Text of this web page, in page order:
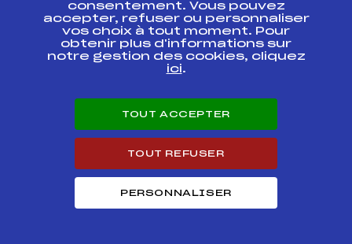
FIS0290.FFS
COUPE DU MONDE
BIATHLON
IBU CUP BIATHLON
IBU CUP BIATHLON
COUPE DU MONDE
COUPE DU MONDE
consentement. Vous pouvez
accepter, refuser ou personnaliser
vos choix à tout moment. Pour
obtenir plus d'informations sur
notre gestion des cookies, cliquez
ici.
TOUT ACCEPTER
TOUT REFUSER
PERSONNALISER